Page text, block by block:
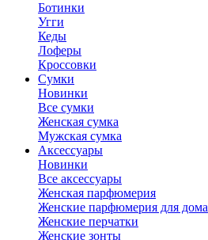
Ботинки
Угги
Кеды
Лоферы
Кроссовки
Сумки
Новинки
Все сумки
Женская сумка
Мужская сумка
Аксессуары
Новинки
Все аксессуары
Женская парфюмерия
Женские парфюмерия для дома
Женские перчатки
Женские зонты